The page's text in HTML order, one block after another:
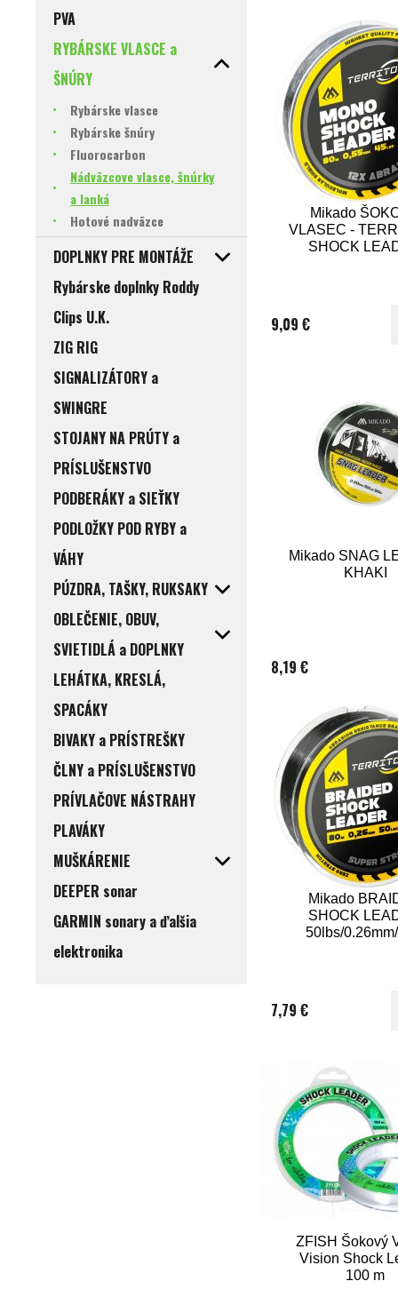
PVA
RYBÁRSKE VLASCE a
ŠNÚRY
Rybárske vlasce
Rybárske šnúry
Fluorocarbon
Nádväzcove vlasce, šnúrky
a lanká
Hotové nadväzce
DOPLNKY PRE MONTÁŽE
Rybárske doplnky Roddy
Clips U.K.
ZIG RIG
SIGNALIZÁTORY a
SWINGRE
STOJANY NA PRÚTY a
PRÍSLUŠENSTVO
PODBERÁKY a SIEŤKY
PODLOŽKY POD RYBY a
VÁHY
PÚZDRA, TAŠKY, RUKSAKY
OBLEČENIE, OBUV,
SVIETIDLÁ a DOPLNKY
LEHÁTKA, KRESLÁ,
SPACÁKY
BIVAKY a PRÍSTREŠKY
ČLNY a PRÍSLUŠENSTVO
PRÍVLAČOVE NÁSTRAHY
PLAVÁKY
MUŠKÁRENIE
DEEPER sonar
GARMIN sonary a ďalšia
elektronika
Mikado
VLASEC -
SHOCK
9,09 €
Mikado SNAG
KHAKI
8,19 €
Mikado
SHOCK
50lbs/
7,79 €
ZFISH Šokový
Vision Shock
100 m